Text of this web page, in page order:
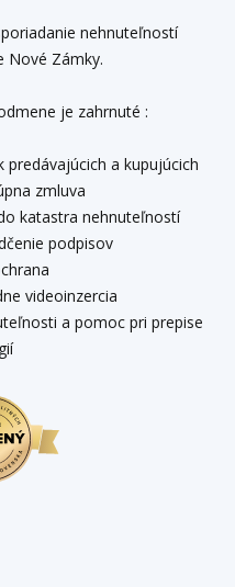
nehnuteľností
Nové Zámky.
je zahrnuté :
predávajúcich a kupujúcich
zmluva
katastra nehnuteľností
podpisov
videoinzercia
a pomoc pri prepise